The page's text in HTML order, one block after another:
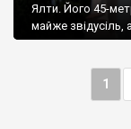
Ялти. Його 45-
майже звідусіль,
1